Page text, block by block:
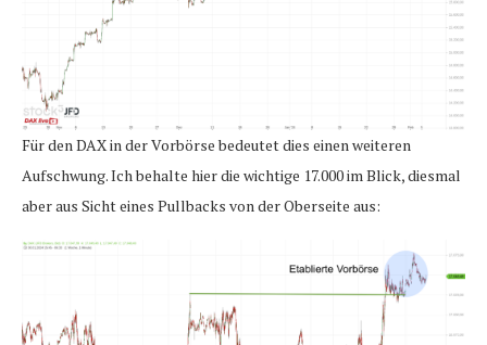
Für den DAX in der Vorbörse bedeutet dies einen weiteren
Aufschwung. Ich behalte hier die wichtige 17.000 im Blick, diesmal
aber aus Sicht eines Pullbacks von der Oberseite aus: